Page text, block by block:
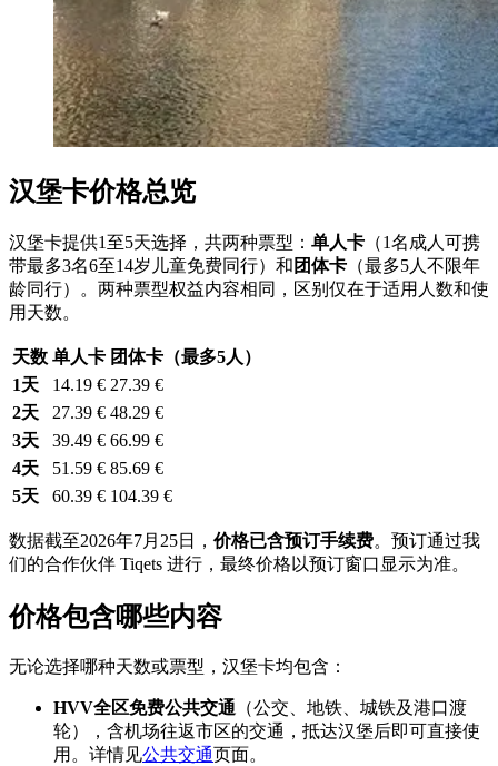
汉堡卡价格总览
汉堡卡提供1至5天选择，共两种票型： 单人卡 （1名成人可携
带最多3名6至14岁儿童免费同行）和 团体卡 （最多5人不限年
龄同行）。两种票型权益内容相同，区别仅在于适用人数和使
用天数。
天数 单人卡 团体卡（最多5人）
1天
14.19 € 27.39 €
2天
27.39 € 48.29 €
3天
39.49 € 66.99 €
4天
51.59 € 85.69 €
5天
60.39 € 104.39 €
数据截至2026年7月25日， 价格已含预订手续费。预订通过我
们的合作伙伴 Tiqets 进行，最终价格以预订窗口显示为准。
价格包含哪些内容
无论选择哪种天数或票型，汉堡卡均包含：
HVV全区免费公共交通 （公交、地铁、城铁及港口渡
轮），含机场往返市区的交通，抵达汉堡后即可直接使
用。详情见公共交通页面。